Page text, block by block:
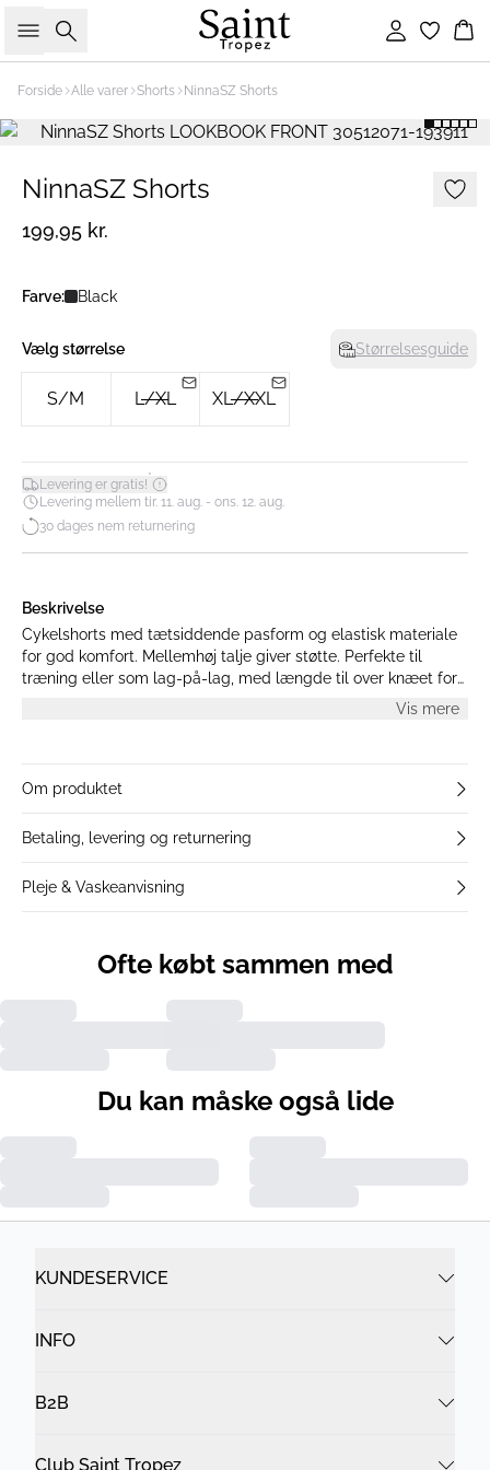
Søg Log ind
Forside Alle varer Shorts NinnaSZ Shorts
NinnaSZ Shorts
199,95 kr.
Farve: Black
Vælg størrelse Størrelsesguide
S/M L/XL XL/XXL
Levering er gratis!*
Levering mellem tir. 11. aug. - ons. 12. aug.
30 dages nem returnering
Beskrivelse
Cykelshorts med tætsiddende pasform og elastisk materiale
for god komfort. Mellemhøj talje giver støtte. Perfekte til
træning eller som lag-på-lag, med længde til over knæet for
Vis mere
Om produktet
Betaling, levering og returnering
Pleje & Vaskeanvisning
Ofte købt sammen med
Du kan måske også lide
KUNDESERVICE
INFO
B2B
Club Saint Tropez